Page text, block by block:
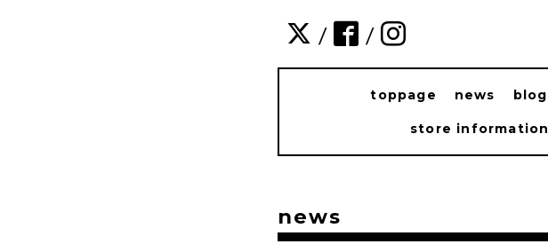
/ /
toppage news blog
store information
news